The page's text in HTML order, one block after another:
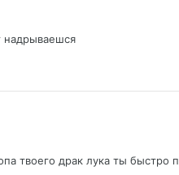
надрываешся
твоего драк лука ты быстро